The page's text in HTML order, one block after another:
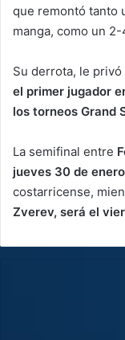
que remontó tanto
manga, como un
Su derrota, le
el primer jugador
los torneos Grand
La semifinal entre
jueves 30 de enero
costarricense,
Zverev, será el